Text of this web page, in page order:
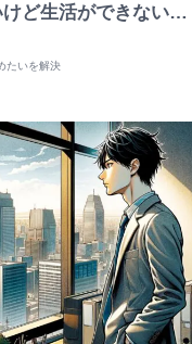
ど生活ができない…
たいを解決